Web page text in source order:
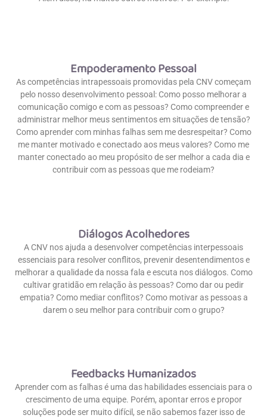
Empoderamento Pessoal
As competências intrapessoais promovidas pela CNV começam
pelo nosso desenvolvimento pessoal: Como posso melhorar a
comunicação comigo e com as pessoas? Como compreender e
administrar melhor meus sentimentos em situações de tensão?
Como aprender com minhas falhas sem me desrespeitar? Como
me manter motivado e conectado aos meus valores? Como me
manter conectado ao meu propósito de ser melhor a cada dia e
contribuir com as pessoas que me rodeiam?
Diálogos Acolhedores
A CNV nos ajuda a desenvolver competências interpessoais
essenciais para resolver conflitos, prevenir desentendimentos e
melhorar a qualidade da nossa fala e escuta nos diálogos. Como
cultivar gratidão em relação às pessoas? Como dar ou pedir
empatia? Como mediar conflitos? Como motivar as pessoas a
darem o seu melhor para contribuir com o grupo?
Feedbacks Humanizados
Aprender com as falhas é uma das habilidades essenciais para o
crescimento de uma equipe. Porém, apontar erros e propor
soluções pode ser muito difícil, se não sabemos fazer isso de